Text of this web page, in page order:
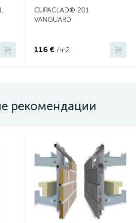
CUPACLAD® 201
VANGUARD
116 € /m2
рекомендации